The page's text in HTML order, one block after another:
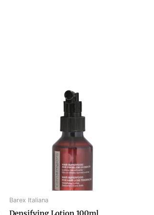
Barex Italiana
Densifying Lotion 100ml